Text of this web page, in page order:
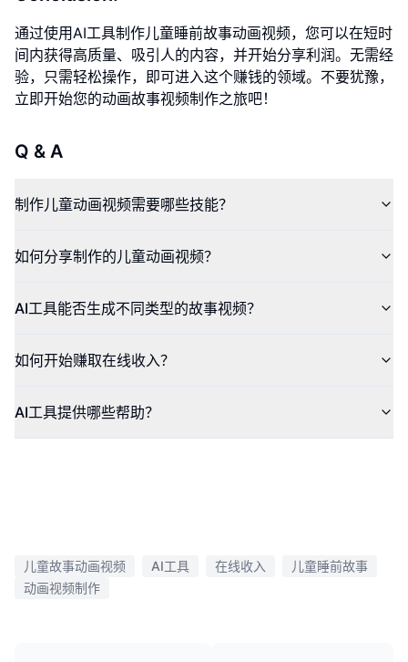
通过使用AI工具制作儿童睡前故事动画视频，您可以在短时
间内获得高质量、吸引人的内容，并开始分享利润。无需经
验，只需轻松操作，即可进入这个赚钱的领域。不要犹豫，
立即开始您的动画故事视频制作之旅吧！
Q & A
制作儿童动画视频需要哪些技能？
如何分享制作的儿童动画视频？
AI工具能否生成不同类型的故事视频？
如何开始赚取在线收入？
AI工具提供哪些帮助？
儿童故事动画视频 AI工具 在线收入
儿童睡前故事
动画视频制作